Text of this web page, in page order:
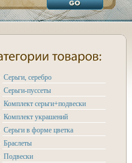
Серьги, серебро
Серьги-пуссеты
Комплект серьги+подвески
Комплект украшений
Серьги в форме цветка
Браслеты
Подвески